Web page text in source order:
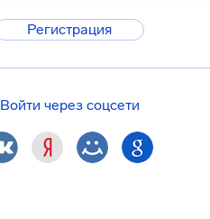
Регистрация
Войти через соцсети